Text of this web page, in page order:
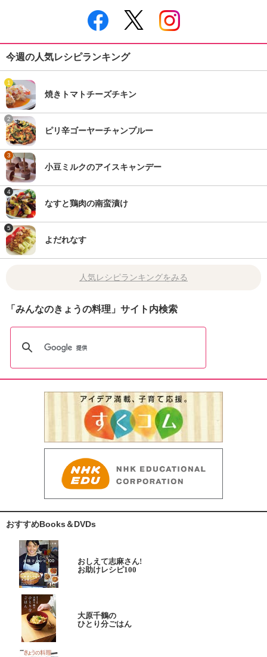
今週の人気レシピランキング
1
焼きトマトチーズチキン
2
ピリ辛ゴーヤーチャンプルー
3
小豆ミルクのアイスキャンデー
4
なすと鶏肉の南蛮漬け
5
よだれなす
人気レシピランキングをみる
「みんなのきょうの料理」サイト内検索
おすすめBooks＆DVDs
おしえて志麻さん!
お助けレシピ100
大原千鶴の
ひとり分ごはん